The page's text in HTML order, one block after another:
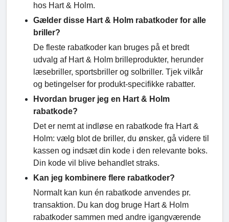
hos Hart & Holm.
Gælder disse Hart & Holm rabatkoder for alle
briller?
De fleste rabatkoder kan bruges på et bredt
udvalg af Hart & Holm brilleprodukter, herunder
læsebriller, sportsbriller og solbriller. Tjek vilkår
og betingelser for produkt-specifikke rabatter.
Hvordan bruger jeg en Hart & Holm
rabatkode?
Det er nemt at indløse en rabatkode fra Hart &
Holm: vælg blot de briller, du ønsker, gå videre til
kassen og indsæt din kode i den relevante boks.
Din kode vil blive behandlet straks.
Kan jeg kombinere flere rabatkoder?
Normalt kan kun én rabatkode anvendes pr.
transaktion. Du kan dog bruge Hart & Holm
rabatkoder sammen med andre igangværende